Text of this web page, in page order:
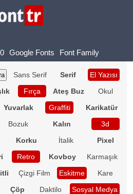
Google Fonts Font Family
Sans Serif Serif
El Yazısı
Fırça Ateş Buz
Okul
Yuvarlak Graffiti
Karikatür
Bozuk Kalın
3d
Korku İtalik
Pixel
Retro Kovboy
Karmaşık
Çizgi Film Eskitme
Kare
Çöp Daktilo
Sosyal Medya